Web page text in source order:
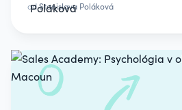
odStanislava Poláková